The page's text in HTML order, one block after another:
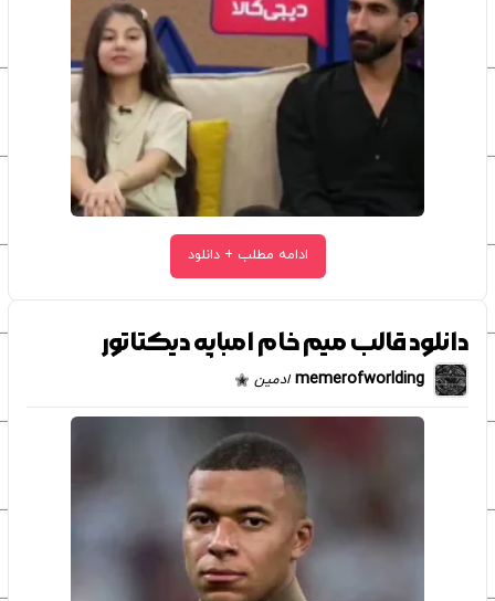
ادامه مطلب + دانلود
دانلود قالب میم خام امباپه دیکتاتور
memerofworlding ادمین